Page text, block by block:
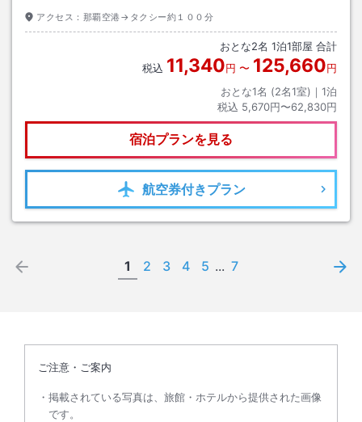
アクセス： 那覇空港→タクシー約１００分
おとな2名 1泊1部屋 合計
税込 11,340円 〜 125,660円
おとな1名 (2名1室)｜ 1泊
税込 5,670円〜62,830円
宿泊プランを見る
航空券付きプラン
1 2 3 4 5 ... 7
ご注意・ご案内
掲載されている写真は、旅館・ホテルから提供された画像
です。